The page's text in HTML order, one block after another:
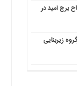
برج امید در
زیربنایی